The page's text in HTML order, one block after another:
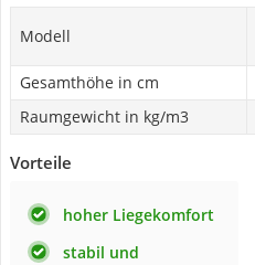
Modell
Gesamthöhe in cm
Raumgewicht in kg/m3
Vorteile
hoher Liegekomfort
stabil und